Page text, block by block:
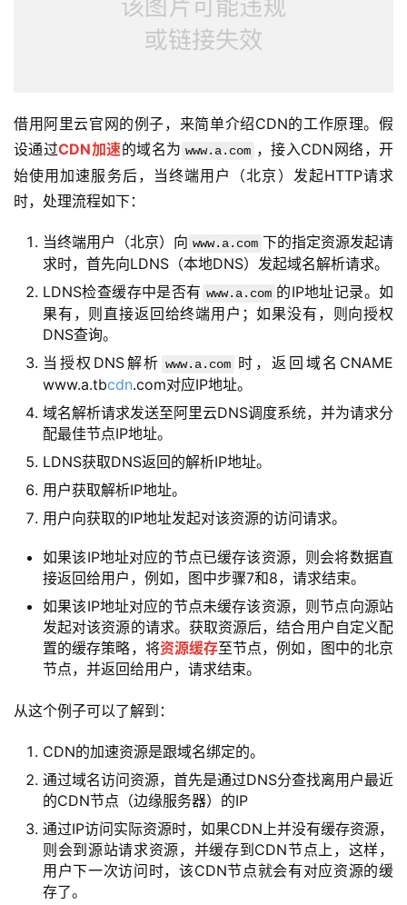
借用阿里云官网的例子，来简单介绍CDN的工作原理。假
设通过CDN加速的域名为 www.a.com ，接入CDN网络，开
始使用加速服务后，当终端用户（北京）发起HTTP请求
时，处理流程如下：
当终端用户（北京）向 www.a.com 下的指定资源发起请
求时，首先向LDNS（本地DNS）发起域名解析请求。
LDNS检查缓存中是否有 www.a.com 的IP地址记录。如
果有，则直接返回给终端用户；如果没有，则向授权
DNS查询。
当授权DNS解析 www.a.com 时，返回域名CNAME
www.a.tbcdn.com对应IP地址。
域名解析请求发送至阿里云DNS调度系统，并为请求分
配最佳节点IP地址。
LDNS获取DNS返回的解析IP地址。
用户获取解析IP地址。
用户向获取的IP地址发起对该资源的访问请求。
如果该IP地址对应的节点已缓存该资源，则会将数据直
接返回给用户，例如，图中步骤7和8，请求结束。
如果该IP地址对应的节点未缓存该资源，则节点向源站
发起对该资源的请求。获取资源后，结合用户自定义配
置的缓存策略，将资源缓存至节点，例如，图中的北京
节点，并返回给用户，请求结束。
从这个例子可以了解到：
CDN的加速资源是跟域名绑定的。
通过域名访问资源，首先是通过DNS分查找离用户最近
的CDN节点（边缘服务器）的IP
通过IP访问实际资源时，如果CDN上并没有缓存资源，
则会到源站请求资源，并缓存到CDN节点上，这样，
用户下一次访问时，该CDN节点就会有对应资源的缓
存了。